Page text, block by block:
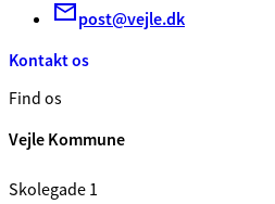
post@vejle.dk
Kontakt os
Find os
Vejle Kommune
Skolegade 1